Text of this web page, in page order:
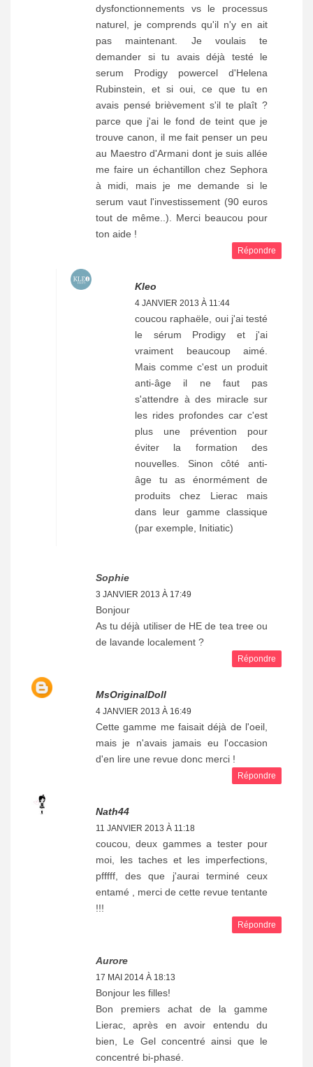
dysfonctionnements vs le processus
naturel, je comprends qu'il n'y en ait
pas maintenant. Je voulais te
demander si tu avais déjà testé le
serum Prodigy powercel d'Helena
Rubinstein, et si oui, ce que tu en
avais pensé brièvement s'il te plaît ?
parce que j'ai le fond de teint que je
trouve canon, il me fait penser un peu
au Maestro d'Armani dont je suis allée
me faire un échantillon chez Sephora
à midi, mais je me demande si le
serum vaut l'investissement (90 euros
tout de même..). Merci beaucou pour
ton aide !
Répondre
Kleo
4 JANVIER 2013 À 11:44
coucou raphaële, oui j'ai testé
le sérum Prodigy et j'ai
vraiment beaucoup aimé.
Mais comme c'est un produit
anti-âge il ne faut pas
s'attendre à des miracle sur
les rides profondes car c'est
plus une prévention pour
éviter la formation des
nouvelles. Sinon côté anti-
âge tu as énormément de
produits chez Lierac mais
dans leur gamme classique
(par exemple, Initiatic)
Sophie
3 JANVIER 2013 À 17:49
Bonjour
As tu déjà utiliser de HE de tea tree ou
de lavande localement ?
Répondre
MsOriginalDoll
4 JANVIER 2013 À 16:49
Cette gamme me faisait déjà de l'oeil,
mais je n'avais jamais eu l'occasion
d'en lire une revue donc merci !
Répondre
Nath44
11 JANVIER 2013 À 11:18
coucou, deux gammes a tester pour
moi, les taches et les imperfections,
pfffff, des que j'aurai terminé ceux
entamé , merci de cette revue tentante
!!!
Répondre
Aurore
17 MAI 2014 À 18:13
Bonjour les filles!
Bon premiers achat de la gamme
Lierac, après en avoir entendu du
bien, Le Gel concentré ainsi que le
concentré bi-phasé.